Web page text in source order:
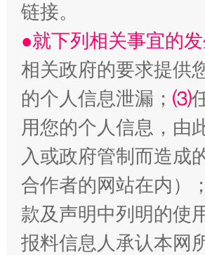
“刷贴”乱象丛生
链接。
●就下列相关事宜的
相关政府的要求提供
的个人信息泄漏； ⑶
用您的个人信息，由
入或政府管制而造成
合作者的网站在内）；
款及声明中列明的使
报料信息人承认本网